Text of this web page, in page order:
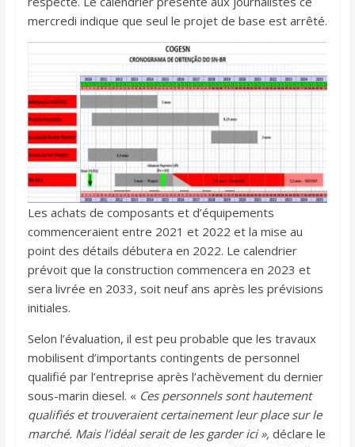
mercredi indique que seul le projet de base est arrêté.
Les achats de composants et d’équipements
commenceraient entre 2021 et 2022 et la mise au
point des détails débutera en 2022. Le calendrier
prévoit que la construction commencera en 2023 et
sera livrée en 2033, soit neuf ans après les prévisions
initiales.
Selon l’évaluation, il est peu probable que les travaux
mobilisent d’importants contingents de personnel
qualifié par l’entreprise après l’achèvement du dernier
sous-marin diesel. « Ces personnels sont hautement
qualifiés et trouveraient certainement leur place sur le
marché. Mais l’idéal serait de les garder ici », déclare le